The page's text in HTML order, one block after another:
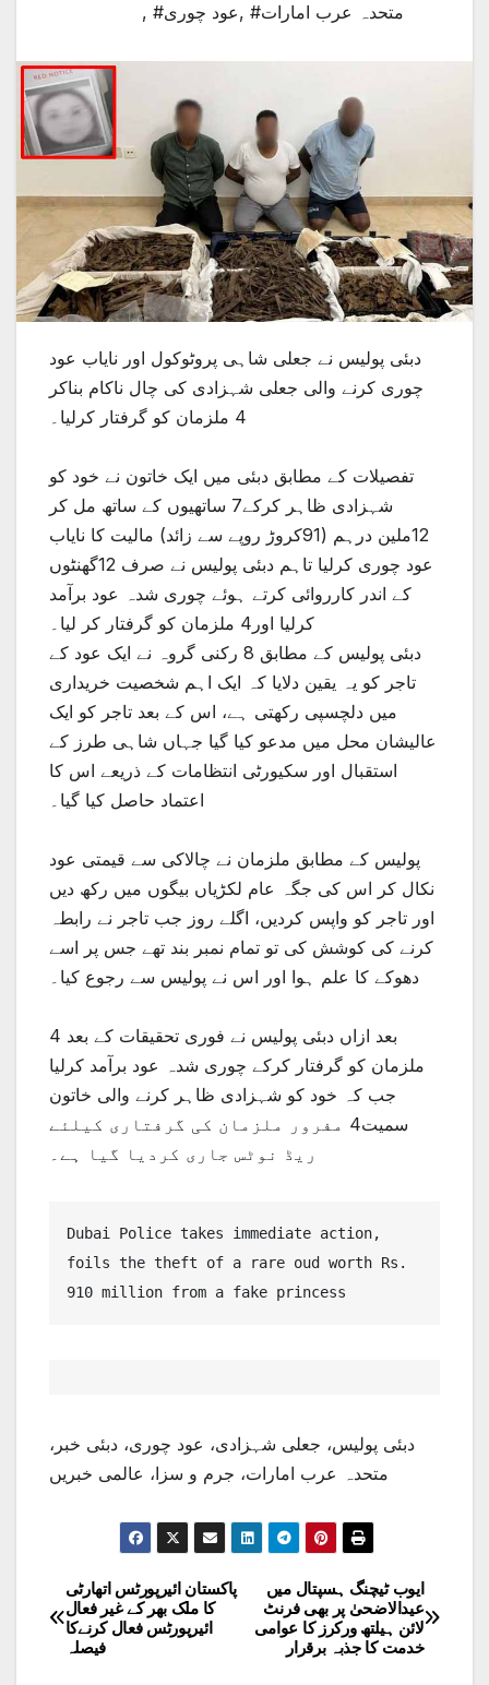
,
#عود چوری, #متحدہ عرب امارات
دبئی پولیس نے جعلی شاہی پروٹوکول اور نایاب عود
چوری کرنے والی جعلی شہزادی کی چال ناکام بناکر
4 ملزمان کو گرفتار کرلیا۔
تفصیلات کے مطابق دبئی میں ایک خاتون نے خود کو
شہزادی ظاہر کرکے7 ساتھیوں کے ساتھ مل کر
12ملین درہم (91کروڑ روپے سے زائد) مالیت کا نایاب
عود چوری کرلیا تاہم دبئی پولیس نے صرف 12گھنٹوں
کے اندر کارروائی کرتے ہوئے چوری شدہ عود برآمد
کرلیا اور4 ملزمان کو گرفتار کر لیا۔
دبئی پولیس کے مطابق 8 رکنی گروہ نے ایک عود کے
تاجر کو یہ یقین دلایا کہ ایک اہم شخصیت خریداری
میں دلچسپی رکھتی ہے، اس کے بعد تاجر کو ایک
عالیشان محل میں مدعو کیا گیا جہاں شاہی طرز کے
استقبال اور سکیورٹی انتظامات کے ذریعے اس کا
اعتماد حاصل کیا گیا۔
پولیس کے مطابق ملزمان نے چالاکی سے قیمتی عود
نکال کر اس کی جگہ عام لکڑیاں بیگوں میں رکھ دیں
اور تاجر کو واپس کردیں، اگلے روز جب تاجر نے رابطہ
کرنے کی کوشش کی تو تمام نمبر بند تھے جس پر اسے
دھوکے کا علم ہوا اور اس نے پولیس سے رجوع کیا۔
بعد ازاں دبئی پولیس نے فوری تحقیقات کے بعد 4
ملزمان کو گرفتار کرکے چوری شدہ عود برآمد کرلیا
جب کہ خود کو شہزادی ظاہر کرنے والی خاتون
سمیت4 مفرور ملزمان کی گرفتاری کیلئے
ریڈ نوٹس جاری کردیا گیا ہے۔
Dubai Police takes immediate action,
foils the theft of a rare oud worth Rs.
910 million from a fake princess
دبئی پولیس، جعلی شہزادی، عود چوری، دبئی خبر،
متحدہ عرب امارات، جرم و سزا، عالمی خبریں
Post
navigation
ایوب ٹیچنگ ہسپتال میں
عیدالاضحیٰ پر بھی فرنٹ
لائن ہیلتھ ورکرز کا عوامی
خدمت کا جذبہ برقرار
پاکستان ائیرپورٹس اتھارٹی
کا ملک بھر کے غیر فعال
ائیرپورٹس فعال کرنےکا
فیصلہ